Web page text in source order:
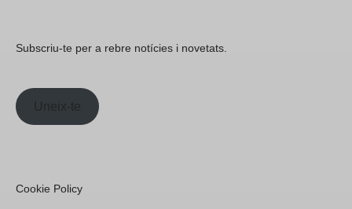
Subscriu-te per a rebre notícies i novetats.
Uneix-te
Cookie Policy